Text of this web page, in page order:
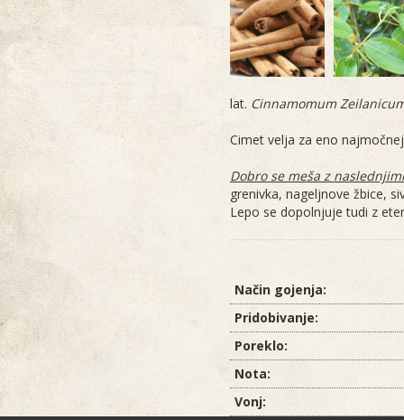
lat. Cinnamomum
Cimet velja za eno
Dobro se meša z
grenivka, nageljnove žbice,
Lepo se dopolnjuje tudi z
Način gojenja:
Pridobivanje:
Poreklo:
Nota:
Vonj: